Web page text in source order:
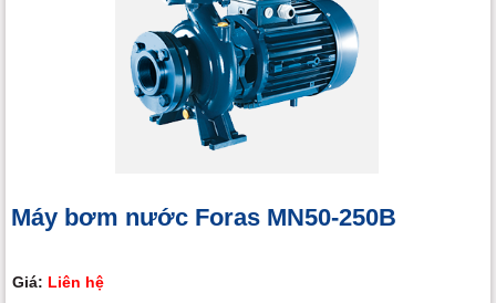
Máy bơm nước Foras MN50-250B
Giá: Liên hệ